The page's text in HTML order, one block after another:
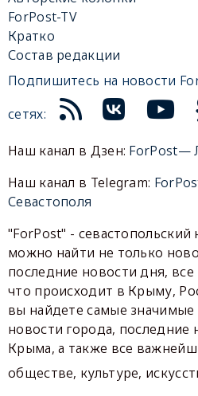
ForPost-TV
Кратко
Состав редакции
Подпишитесь на новости
сетях:
Наш канал в Дзен: ForPost—
Наш канал в Telegram:
Севастополя
"ForPost" - севастопольский
можно найти не только
последние новости дня,
что происходит в Крыму,
вы найдете самые
новости города, последние
Крыма, а также все
обществе, культуре,